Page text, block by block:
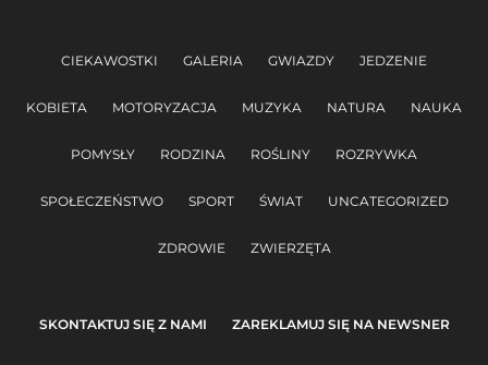
CIEKAWOSTKI GALERIA GWIAZDY JEDZENIE
KOBIETA MOTORYZACJA MUZYKA NATURA NAUKA
POMYSŁY RODZINA ROŚLINY ROZRYWKA
SPOŁECZEŃSTWO SPORT ŚWIAT UNCATEGORIZED
ZDROWIE ZWIERZĘTA
SKONTAKTUJ SIĘ Z NAMI ZAREKLAMUJ SIĘ NA NEWSNER